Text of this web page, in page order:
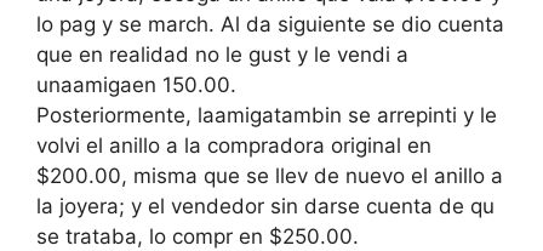
lo pag y se march. Al da siguiente se dio cuenta
que en realidad no le gust y le vendi a
unaamigaen 150.00.
Posteriormente, laamigatambin se arrepinti y le
volvi el anillo a la compradora original en
$200.00, misma que se llev de nuevo el anillo a
la joyera; y el vendedor sin darse cuenta de qu
se trataba, lo compr en $250.00.